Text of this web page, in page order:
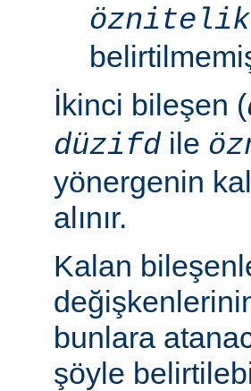
öznitelik
İkinci bileşen (
düzifdile
yönergenin
alınır.
Kalan
bunlara
şöyle